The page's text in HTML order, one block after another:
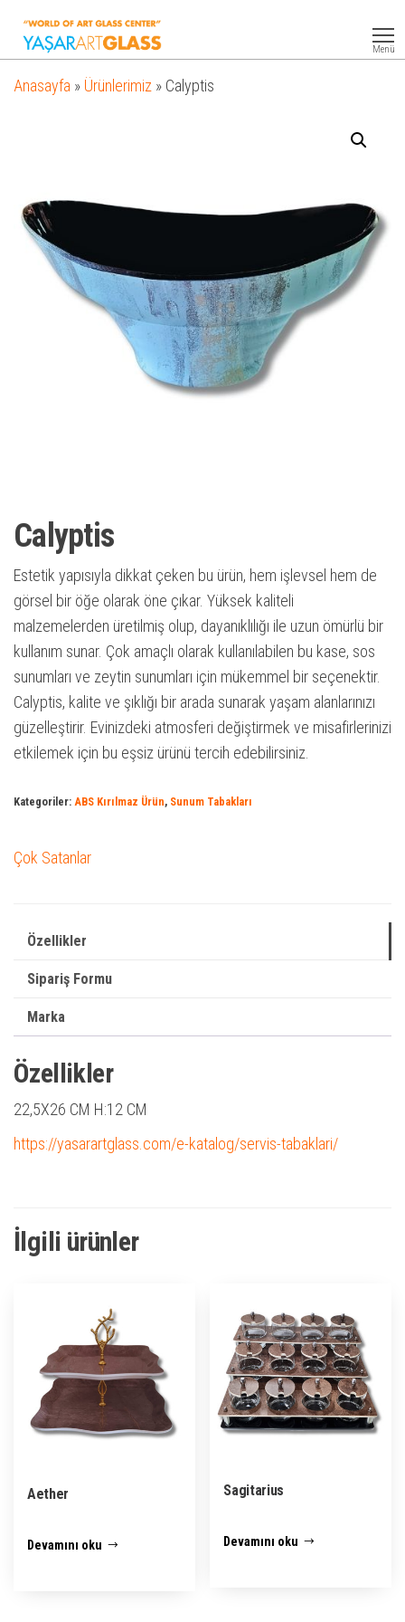
Glass
Menü
Anasayfa » Ürünlerimiz » Calyptis
Calyptis
Estetik yapısıyla dikkat çeken bu ürün, hem işlevsel hem de
görsel bir öğe olarak öne çıkar. Yüksek kaliteli
malzemelerden üretilmiş olup, dayanıklılığı ile uzun ömürlü bir
kullanım sunar. Çok amaçlı olarak kullanılabilen bu kase, sos
sunumları ve zeytin sunumları için mükemmel bir seçenektir.
Calyptis, kalite ve şıklığı bir arada sunarak yaşam alanlarınızı
güzelleştirir. Evinizdeki atmosferi değiştirmek ve misafirlerinizi
etkilemek için bu eşsiz ürünü tercih edebilirsiniz.
Kategoriler: ABS Kırılmaz Ürün, Sunum Tabakları
Çok Satanlar
Özellikler
Sipariş Formu
Marka
Özellikler
22,5X26 CM H:12 CM
https://yasarartglass.com/e-katalog/servis-tabaklari/
İlgili ürünler
Aether
Devamını oku
Sagitarius
Devamını oku